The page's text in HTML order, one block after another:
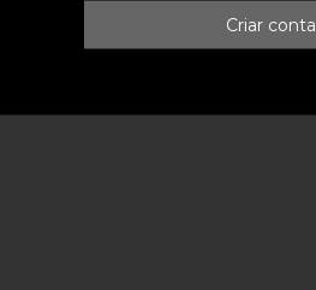
Criar conta